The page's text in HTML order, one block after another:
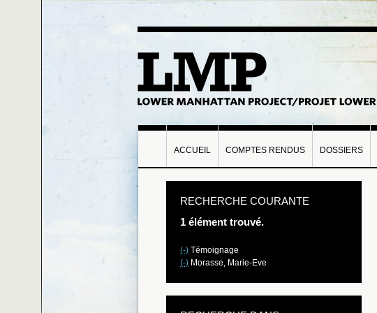
ACCUEIL COMPTES RENDUS DOSSIERS
RECHERCHE COURANTE
1 élément trouvé.
(-) Témoignage
(-) Morasse, Marie-Eve